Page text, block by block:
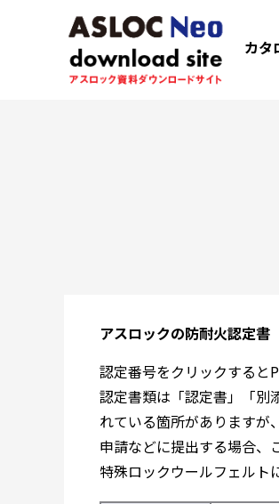
カタ
アスロックの防耐火認定書
認定番号をクリックすると
認定書類は「認定書」「別
れている箇所がありますが
申請などに提出する場合、
特殊ロックウールフェルト